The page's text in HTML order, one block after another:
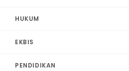
HUKUM
EKBIS
PENDIDIKAN